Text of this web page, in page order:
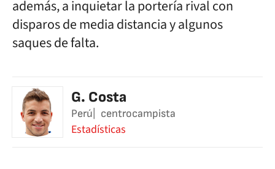
además, a inquietar la portería rival con
disparos de media distancia y algunos
saques de falta.
G. Costa
Perú centrocampista
Estadísticas